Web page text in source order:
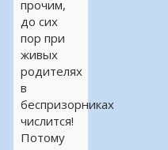
прочим,
до сих
пор при
живых
родителях
в
беспризорниках
числится!
Потому